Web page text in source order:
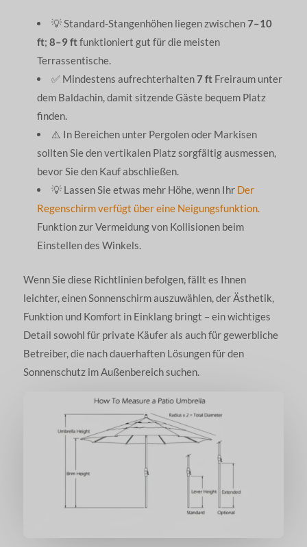
💡 Standard-Stangenhöhen liegen zwischen7–10
ft; 8–9 ftfunktioniert gut für die meisten
Terrassentische.
✅ Mindestens aufrechterhalten7 ftFreiraum unter
dem Baldachin, damit sitzende Gäste bequem Platz
finden.
⚠️ In Bereichen unter Pergolen oder Markisen
sollten Sie den vertikalen Platz sorgfältig ausmessen,
bevor Sie den Kauf abschließen.
💡 Lassen Sie etwas mehr Höhe, wenn Ihr Der
Regenschirm verfügt über eine Neigungsfunktion.
Funktion zur Vermeidung von Kollisionen beim
Einstellen des Winkels.
Wenn Sie diese Richtlinien befolgen, fällt es Ihnen
leichter, einen Sonnenschirm auszuwählen, der Ästhetik,
Funktion und Komfort in Einklang bringt – ein wichtiges
Detail sowohl für private Käufer als auch für gewerbliche
Betreiber, die nach dauerhaften Lösungen für den
Sonnenschutz im Außenbereich suchen.